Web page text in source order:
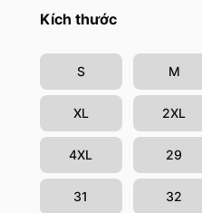
Kích thước
S M
XL 2XL
4XL 29
31 32